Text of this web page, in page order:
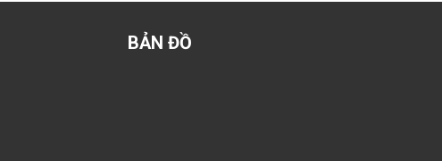
BẢN ĐỒ